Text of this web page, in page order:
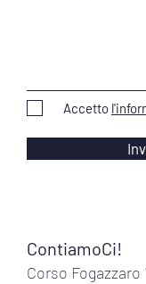
ContiamoCi!
Corso Fogazzaro
Accetto